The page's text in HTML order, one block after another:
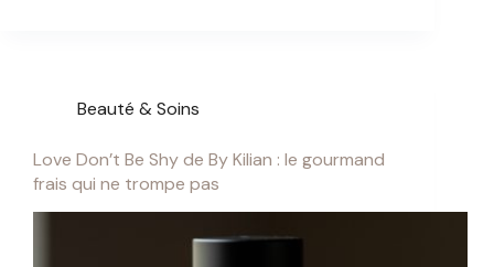
Beauté & Soins
Love Don’t Be Shy de By Kilian : le gourmand
frais qui ne trompe pas